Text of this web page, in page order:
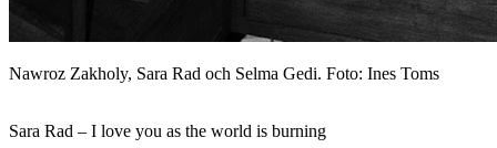
Nawroz Zakholy, Sara Rad och Selma Gedi. Foto: Ines Toms
Sara Rad – I love you as the world is burning